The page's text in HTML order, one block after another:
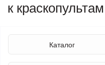
к краскопультам
Каталог